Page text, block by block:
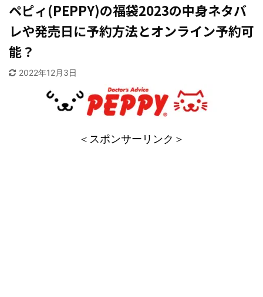
ペピィ(PEPPY)の福袋2023の中身ネタバ
レや発売日に予約方法とオンライン予約可
能？
2022年12月3日
＜スポンサーリンク＞